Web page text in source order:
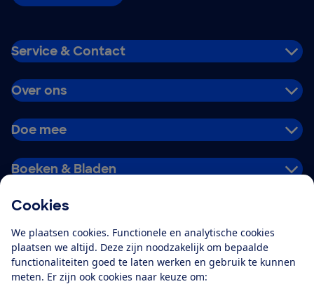
Cookies
We plaatsen cookies. Functionele en analytische cookies
plaatsen we altijd. Deze zijn noodzakelijk om bepaalde
functionaliteiten goed te laten werken en gebruik te kunnen
meten. Er zijn ook cookies naar keuze om:
Service & Contact
Over ons
Doe mee
Boeken & Bladen
Alles over de